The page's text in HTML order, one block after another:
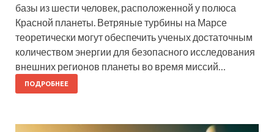
базы из шести человек, расположенной у полюса
Красной планеты. Ветряные турбины на Марсе
теоретически могут обеспечить ученых достаточным
количеством энергии для безопасного исследования
внешних регионов планеты во время миссий…
ПОДРОБНЕЕ